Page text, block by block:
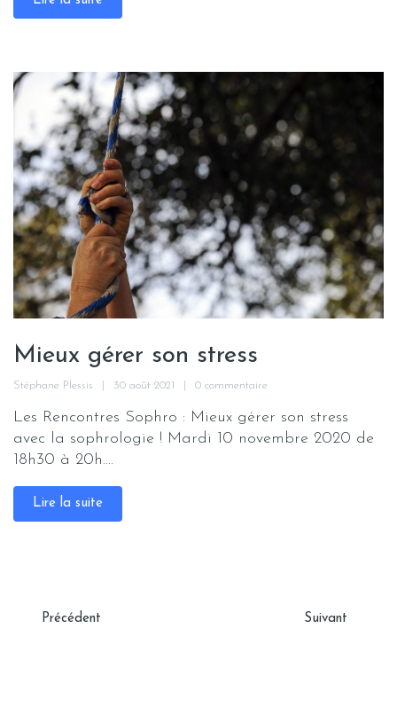
Mieux gérer son stress
Stéphane Plessis 30 août 2021 0 commentaire
Les Rencontres Sophro : Mieux gérer son stress
avec la sophrologie ! Mardi 10 novembre 2020 de
18h30 à 20h....
Lire la suite
Précédent Suivant